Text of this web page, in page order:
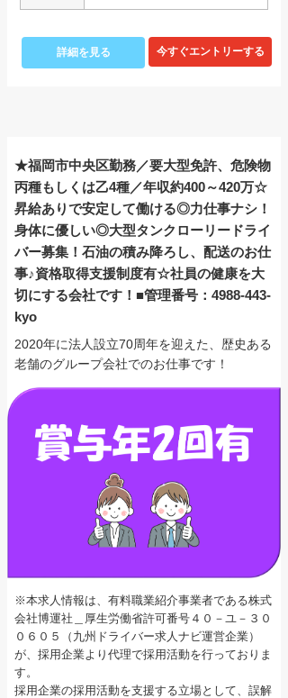
詳細を見る
★福岡市中央区勤務／要大型免許、危険物
丙種もしくは乙4種／年収約400～420万☆
昇給ありで安定して働ける◎力仕事ナシ！
身体に優しい◎大型タンクローリードライ
バー募集！石油の積み降ろし、配送のお仕
事♪資格取得支援制度有☆社員の健康を大
切にする会社です！■管理番号：4988-443-
kyo
2020年に法人設立70周年を迎えた、歴史ある
老舗のグループ会社でのお仕事です！
※本求人情報は、有料職業紹介事業者である株式
会社博運社＿厚生労働省許可番号４０－ユ－３０
０６０５（九州ドライバー求人ナビ運営企業）
が、採用企業より代理で採用活動を行っておりま
す。
採用企業の採用活動を支援する立場として、誤解